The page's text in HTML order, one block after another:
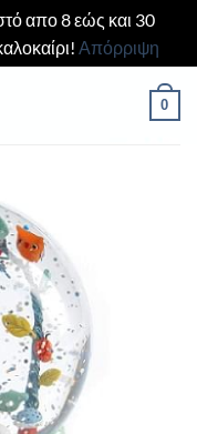
απο 8 εώς και 30
Απόρριψη
0